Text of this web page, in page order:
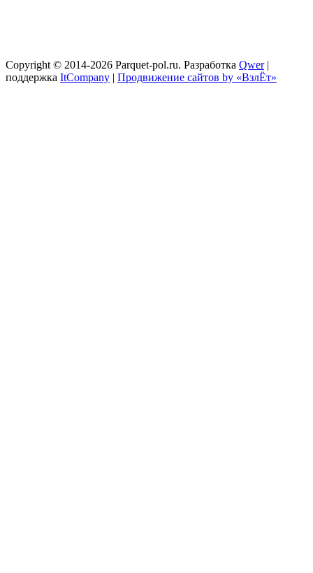
Copyright © 2014-2026 Parquet-pol.ru. Разработка Qwer|
поддержка ItCompany | Продвижение сайтов by «ВзлЁт»